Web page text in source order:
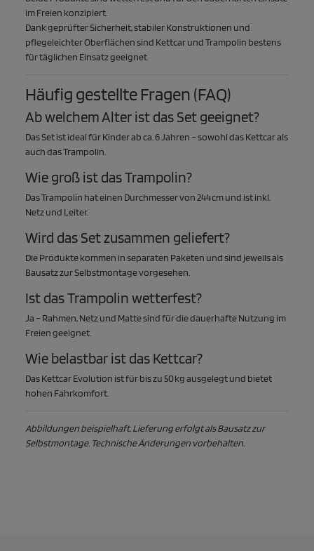
im Freien konzipiert.
Dank geprüfter Sicherheit, stabiler Konstruktionen und
pflegeleichter Oberflächen sind Kettcar und Trampolin bestens
für täglichen Einsatz geeignet.
Häufig gestellte Fragen (FAQ)
Ab welchem Alter ist das Set geeignet?
Das Set ist ideal für Kinder ab ca. 6 Jahren – sowohl das Kettcar als
auch das Trampolin.
Wie groß ist das Trampolin?
Das Trampolin hat einen Durchmesser von 244 cm und ist inkl.
Netz und Leiter.
Wird das Set zusammen geliefert?
Die Produkte kommen in separaten Paketen und sind jeweils als
Bausatz zur Selbstmontage vorgesehen.
Ist das Trampolin wetterfest?
Ja – Rahmen, Netz und Matte sind für die dauerhafte Nutzung im
Freien geeignet.
Wie belastbar ist das Kettcar?
Das Kettcar Evolution ist für bis zu 50 kg ausgelegt und bietet
hohen Fahrkomfort.
Abbildungen beispielhaft. Lieferung erfolgt als Bausatz zur
Selbstmontage. Technische Änderungen vorbehalten.